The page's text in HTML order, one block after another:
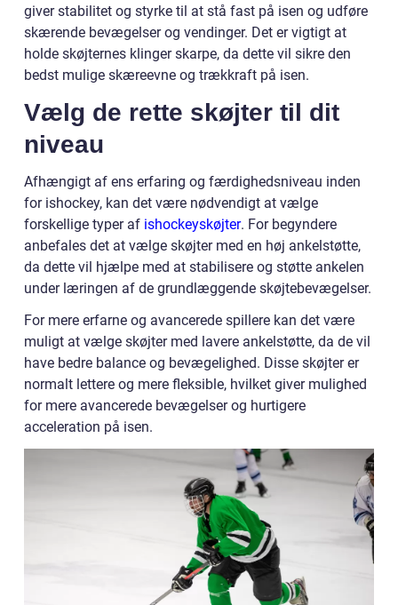
giver stabilitet og styrke til at stå fast på isen og udføre
skærende bevægelser og vendinger. Det er vigtigt at
holde skøjternes klinger skarpe, da dette vil sikre den
bedst mulige skæreevne og trækkraft på isen.
Vælg de rette skøjter til dit
niveau
Afhængigt af ens erfaring og færdighedsniveau inden
for ishockey, kan det være nødvendigt at vælge
forskellige typer af ishockeyskøjter. For begyndere
anbefales det at vælge skøjter med en høj ankelstøtte,
da dette vil hjælpe med at stabilisere og støtte ankelen
under læringen af de grundlæggende skøjtebevægelser.
For mere erfarne og avancerede spillere kan det være
muligt at vælge skøjter med lavere ankelstøtte, da de vil
have bedre balance og bevægelighed. Disse skøjter er
normalt lettere og mere fleksible, hvilket giver mulighed
for mere avancerede bevægelser og hurtigere
acceleration på isen.